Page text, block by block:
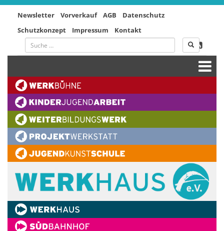
Newsletter Vorverkauf AGB
Datenschutz
Schutzkonzept
Impressum Kontakt